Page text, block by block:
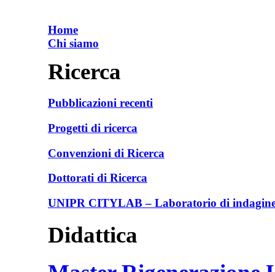
Home
Chi siamo
Ricerca
Pubblicazioni recenti
Progetti di ricerca
Convenzioni di Ricerca
Dottorati di Ricerca
UNIPR CITYLAB – Laboratorio di
Didattica